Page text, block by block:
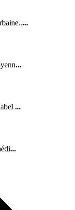
...
...
...
...